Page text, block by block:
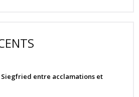
Siegfried entre acclamations et